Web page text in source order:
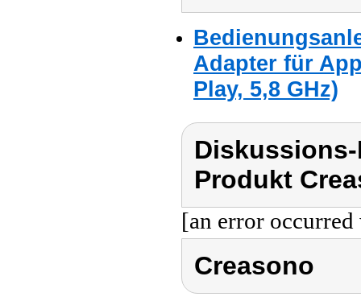
Adapter für
Play, 5,8 GHz)
Produkt
[an error
Creasono